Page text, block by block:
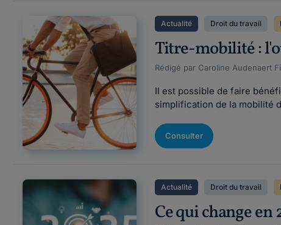
Actualité Droit du travail
Titre-mobilité :
Rédigé par Caroline Audenaert
Il est possible de faire
simplification de la mobilité
Consulter
Actualité Droit du travail
Ce qui change